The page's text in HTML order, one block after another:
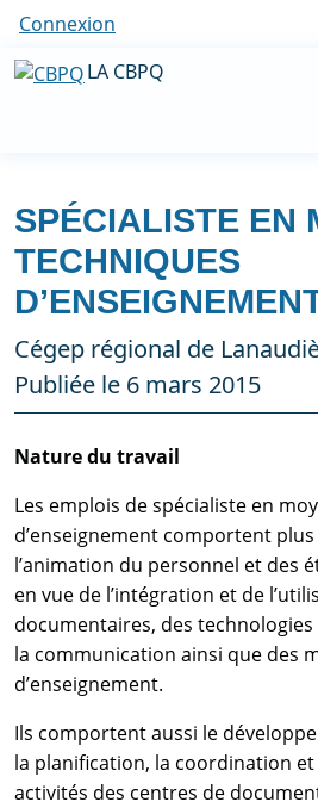
Connexion
LA CBPQ
SPÉCIALISTE EN
TECHNIQUES
Cégep régional de
Publiée le 6 mars 2015
Nature du travail
Les emplois de spécialiste en
d’enseignement comportent
l’animation du personnel et des
en vue de l’intégration et de
documentaires, des
la communication ainsi que des
d’enseignement.
Ils comportent aussi le
la planification, la coordination et
activités des centres de